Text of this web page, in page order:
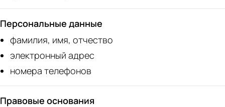
Персональные данные
фамилия, имя, отчество
электронный адрес
номера телефонов
Правовые основания